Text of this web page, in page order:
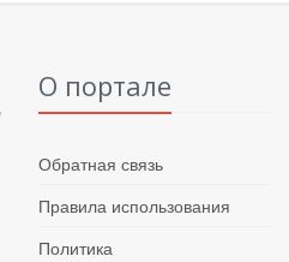
О портале
Обратная связь
Правила использования
Политика